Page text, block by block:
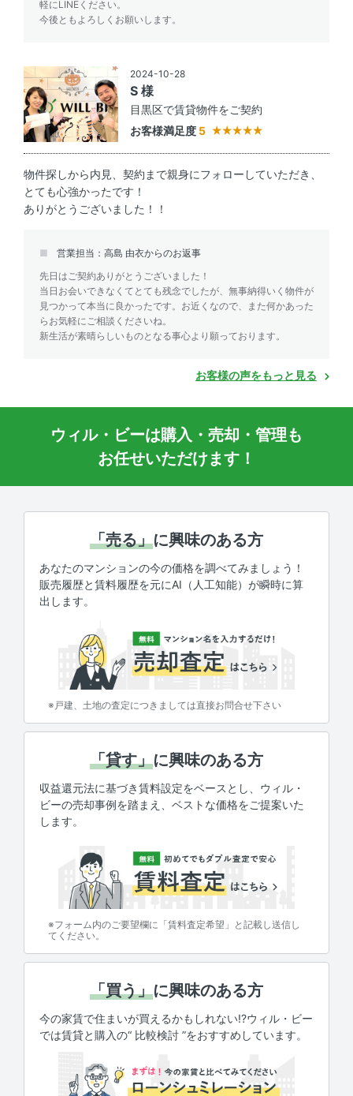
軽にLINEください。
今後ともよろしくお願いします。
2024-10-28
S 様
目黒区で賃貸物件をご契約
お客様満足度 5
物件探しから内見、契約まで親身にフォローしていただき、
とても心強かったです！
ありがとうございました！！
営業担当：高島 由衣からのお返事
先日はご契約ありがとうございました！
当日お会いできなくてとても残念でしたが、無事納得いく物件が
見つかって本当に良かったです。お近くなので、また何かあった
らお気軽にご相談くださいね。
新生活が素晴らしいものとなる事心より願っております。
お客様の声をもっと見る
ウィル・ビーは購入・売却・管理も
お任せいただけます！
「売る」に興味のある方
あなたのマンションの今の価格を調べてみましょう！
販売履歴と賃料履歴を元にAI（人工知能）が瞬時に算
出します。
※戸建、土地の査定につきましては直接お問合せ下さい
「貸す」に興味のある方
収益還元法に基づき賃料設定をベースとし、ウィル・
ビーの売却事例を踏まえ、ベストな価格をご提案いた
します。
※フォーム内のご要望欄に「賃料査定希望」と記載し送信し
てください。
「買う」に興味のある方
今の家賃で住まいが買えるかもしれない!?ウィル・ビー
では賃貸と購入の“ 比較検討 ”をおすすめしています。